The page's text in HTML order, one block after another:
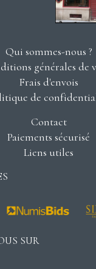
Qui sommes-nous ?
générales de
Frais d'envois
de
Contact
Paiements sécurisé
Liens utiles
SUR